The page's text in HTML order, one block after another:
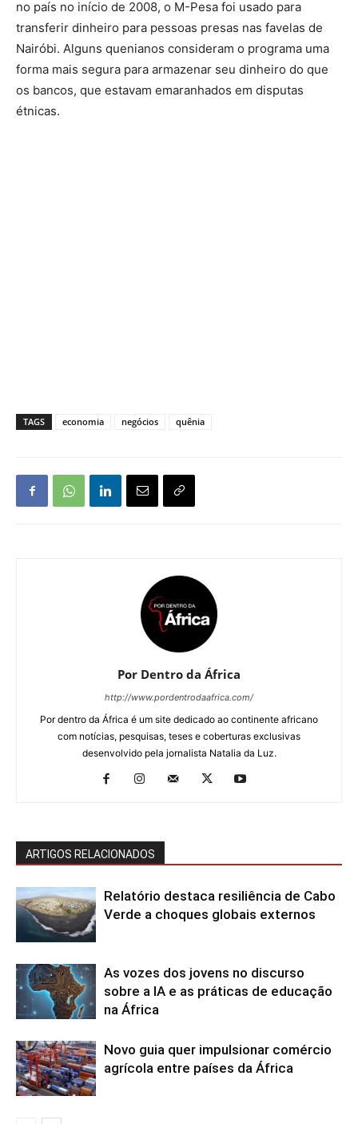
no país no início de 2008, o M-Pesa foi usado para
transferir dinheiro para pessoas presas nas favelas de
Nairóbi. Alguns quenianos consideram o programa uma
forma mais segura para armazenar seu dinheiro do que
os bancos, que estavam emaranhados em disputas
étnicas.
TAGS economia negócios quênia
Por Dentro da África
http://www.pordentrodaafrica.com/
Por dentro da África é um site dedicado ao continente africano
com notícias, pesquisas, teses e coberturas exclusivas
desenvolvido pela jornalista Natalia da Luz.
ARTIGOS RELACIONADOS
Relatório destaca resiliência de Cabo
Verde a choques globais externos
As vozes dos jovens no discurso
sobre a IA e as práticas de educação
na África
Novo guia quer impulsionar comércio
agrícola entre países da África